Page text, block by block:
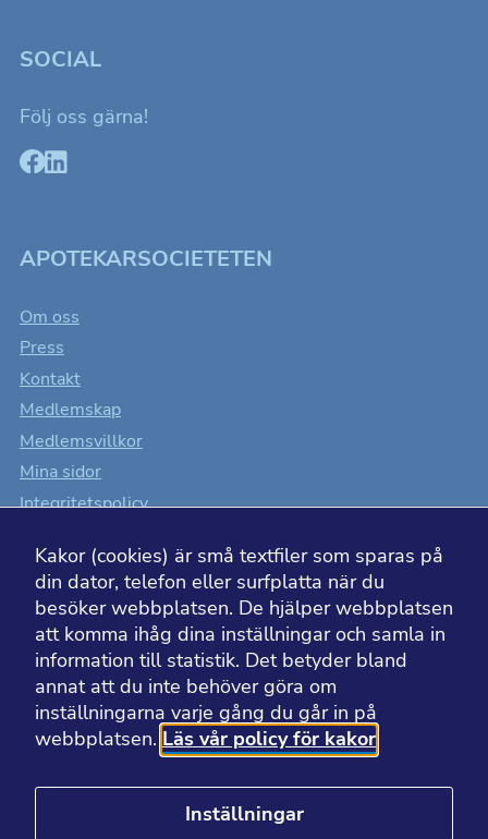
SOCIAL
Följ oss gärna!
APOTEKARSOCIETETEN
Om oss
Press
Kontakt
Medlemskap
Medlemsvillkor
Mina sidor
Integritetspolicy
Tillgänglighet
BESÖK ÄVEN
Läkemedelsakademin
Apotekarsocietetens museum
Kakor (cookies) är små textfiler som sparas på
din dator, telefon eller surfplatta när du
besöker webbplatsen. De hjälper webbplatsen
att komma ihåg dina inställningar och samla in
information till statistik. Det betyder bland
annat att du inte behöver göra om
inställningarna varje gång du går in på
webbplatsen. Läs vår policy för kakor
Inställningar
hemsidan
över huvud
taget ska
fungera.
Statistik
Kakor som
hjälper oss
att förbättra
funktionalitet
uppbyggnad,